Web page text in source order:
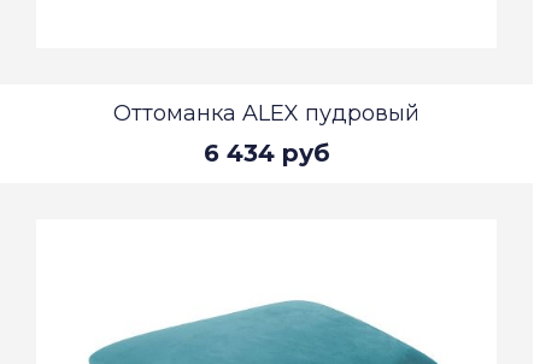
Оттоманка ALEX пудровый
6 434 руб